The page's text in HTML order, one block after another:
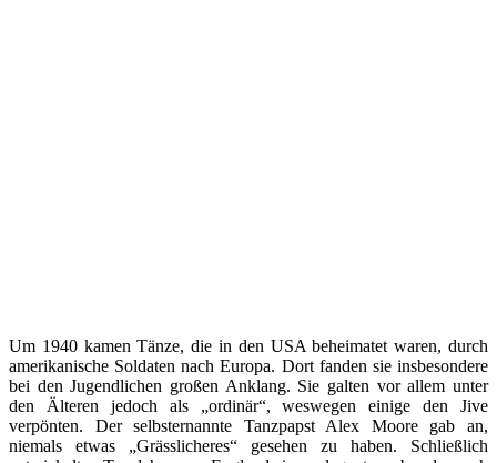
Um 1940 kamen Tänze, die in den USA beheimatet waren, durch
amerikanische Soldaten nach Europa. Dort fanden sie insbesondere
bei den Jugendlichen großen Anklang. Sie galten vor allem unter
den Älteren jedoch als „ordinär“, weswegen einige den Jive
verpönten. Der selbsternannte Tanzpapst Alex Moore gab an,
niemals etwas „Grässlicheres“ gesehen zu haben. Schließlich